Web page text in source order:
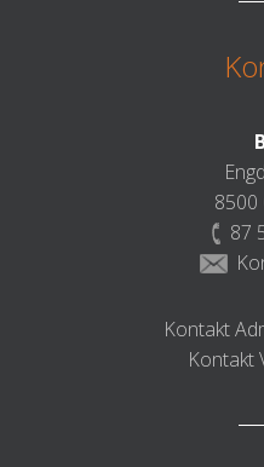
8500
87
Kontakt
Kontakt